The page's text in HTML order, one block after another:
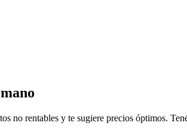
no rentables y te sugiere precios óptimos.